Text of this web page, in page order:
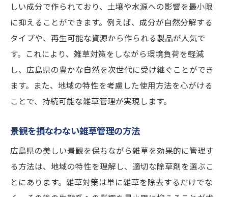
しい成分で作られており、土壌や水源への影響を最小限
に抑えることができます。例えば、成分が自然分解する
タイプや、再生可能な資源から作られる製品が人気で
す。これにより、雑草対策をしながら環境負荷を軽減
し、広島県の豊かな自然を次世代に受け継ぐことができ
ます。また、地域の特性を考慮した使用方法を心がける
ことで、持続可能な雑草管理が実現します。
景観を損なわない雑草管理の方法
広島県の美しい景観を保ちながら雑草を効果的に管理す
る方法は、地域の特性を理解し、適切な除草剤を選ぶこ
とにあります。雑草対策は単に雑草を除去するだけでな